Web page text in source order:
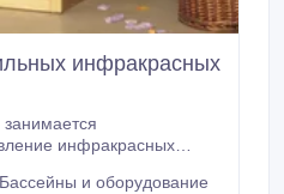
инфракрасных
инфракрасных
сауны для нашей
Бассейны и оборудование